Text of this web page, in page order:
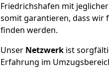
Friedrichshafen mit
somit garantieren, dass wir
finden werden.
Unser Netzwerk ist
Erfahrung im